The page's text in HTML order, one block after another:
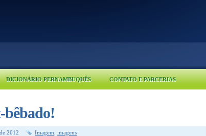
DICIONÁRIO PERNAMBUQUÊS CONTATO E PARCERIAS
bêbado!
2012 Imagem imagens